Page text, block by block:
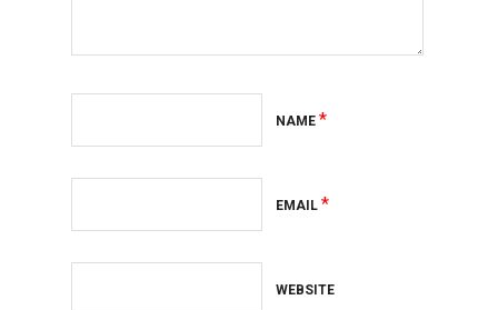
NAME *
EMAIL *
WEBSITE